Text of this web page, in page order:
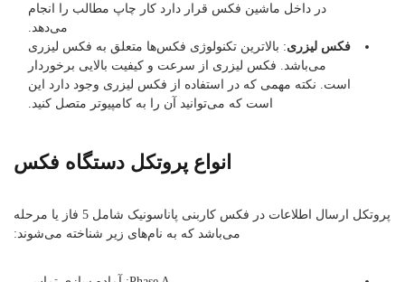
در داخل ماشین فکس قرار دارد کار چاپ مطالب را انجام
می‌دهد.
فکس لیزری: بالاترین تکنولوژی فکس‌ها متعلق به فکس لیزری
می‌باشد. فکس لیزری از سرعت و کیفیت بالایی برخوردار
است. نکته مهمی که در استفاده از فکس لیزری وجود دارد این
است که می‌توانید آن را به کامپیوتر متصل کنید.
انواع پروتکل دستگاه فکس
پروتکل ارسال اطلاعات در فکس کاربنی پاناسونیک شامل 5 فاز یا مرحله
می‌باشد که به نام‌های زیر شناخته می‌شوند: